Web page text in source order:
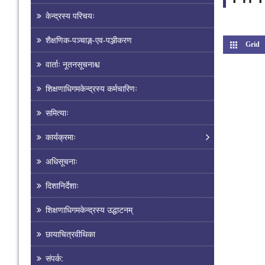
केन्द्रस्य परिचयः
शैक्षणिक-पञ्चाङ्ग-एव-पञ्जीकरण
वार्ताः नूतनसूचनाश्च
शिक्षणाधिगमकेन्द्रस्य कर्मचारिणः
समित्याः
कार्यक्रमाः
अधिसूचनाः
दिशानिर्देशाः
शिक्षणाधिगमकेन्द्रस्य उद्घाटनम्
छायाचित्रवीथिका
संपर्क:
Grid